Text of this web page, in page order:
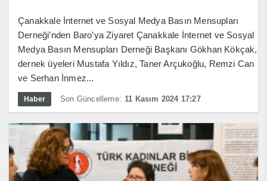
Çanakkale İnternet ve Sosyal Medya Basın Mensupları
Derneği’nden Baro’ya Ziyaret Çanakkale İnternet ve Sosyal
Medya Basın Mensupları Derneği Başkanı Gökhan Kökçak,
dernek üyeleri Mustafa Yıldız, Taner Arçukoğlu, Remzi Can
ve Serhan İnmez...
Haber Son Güncelleme: 11 Kasım 2024 17:27